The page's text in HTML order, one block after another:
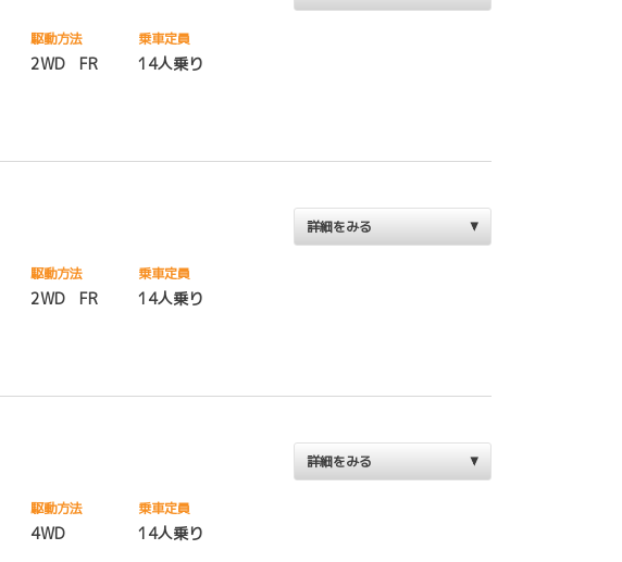
駆動方法
2WD FR
乗車定員
14人乗り
駆動方法
2WD FR
乗車定員
14人乗り
詳細をみる
駆動方法
4WD
乗車定員
14人乗り
詳細をみる